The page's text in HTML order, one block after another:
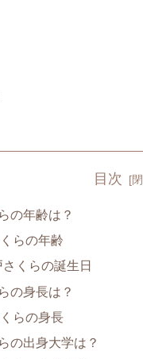
目次
の年齢は？
らの年齢
くらの誕生日
の身長は？
らの身長
の出身大学は？